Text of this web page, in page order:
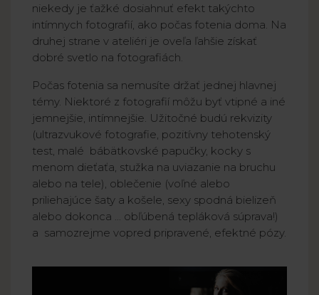
niekedy je ťažké dosiahnuť efekt takýchto
intímnych fotografií, ako počas fotenia doma. Na
druhej strane v ateliéri je oveľa ľahšie získať
dobré svetlo na fotografiách.
Počas fotenia sa nemusíte držať jednej hlavnej
témy. Niektoré z fotografií môžu byť vtipné a iné
jemnejšie, intímnejšie. Užitočné budú rekvizity
(ultrazvukové fotografie, pozitívny tehotenský
test, malé bábätkovské papučky, kocky s
menom dieťaťa, stužka na uviazanie na bruchu
alebo na tele), oblečenie (voľné alebo
priliehajúce šaty a košele, sexy spodná bielizeň
alebo dokonca ... obľúbená tepláková súprava!)
a samozrejme vopred pripravené, efektné pózy.